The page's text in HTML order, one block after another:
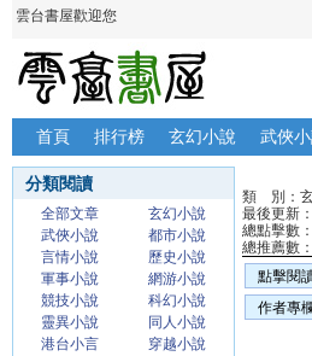
雲台書屋歡迎您
首頁 排行榜 玄幻小說 武俠
分類閱讀
全部文章
玄幻小說
武俠小說
都市小說
言情小說
歷史小說
軍事小說
網游小說
競技小說
科幻小說
靈異小說
同人小說
港台小言
穿越小說
類 別：
最後更新
總點擊數
總推薦數
點擊閱
作者專